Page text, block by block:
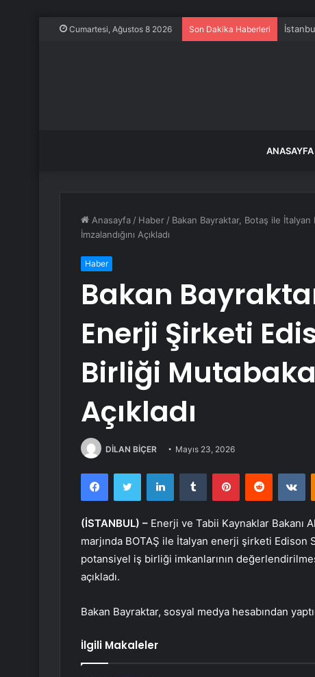
Cumartesi, Ağustos 8 2026 Son Dakika Haberleri
ANASAYFA
Anasayfa / Haber / Bakan Bayraktar, Botaş ile
İmzalandığını Açıkladı
Haber
Bakan
Enerji Şirketi
Birliği
Açıkladı
DİLAN BİÇER Mayıs 23, 2026
FacebookTwitter LinkedInTumblr PinterestReddit
(İSTANBUL) – Enerji ve Tabii Kaynaklar Bakanı
marjında BOTAŞ ile İtalyan enerji şirketi Edison
potansiyel iş birliği imkanlarının
açıkladı.
Bakan Bayraktar, sosyal medya hesabından
İlgili Makaleler